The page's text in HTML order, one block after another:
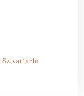
Szivartartó